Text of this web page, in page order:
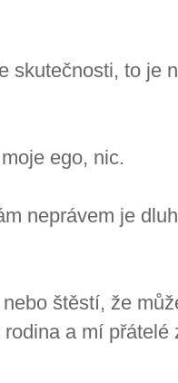
skutečnosti, to je
ego, nic.
neprávem je
štěstí, že
a mí